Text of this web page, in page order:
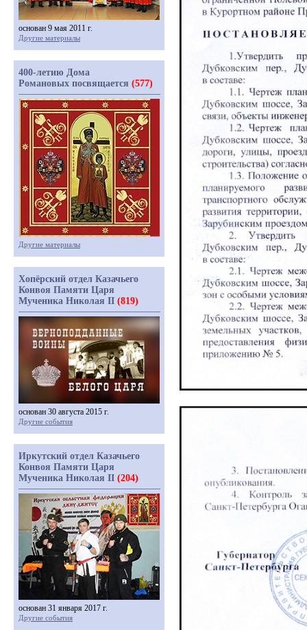
основан 9 мая 2011 г.
Другие материалы
400-летию Дома
Романовых посвящается (577)
Другие материалы
Хопёрский отдел Казачьего
Конвоя Памяти Царя
Мученика Николая II (819)
основан 30 августа 2015 г.
Другие события
Иркутский отдел Казачьего
Конвоя Памяти Царя
Мученика Николая II (204)
основан 31 января 2017 г.
Другие события